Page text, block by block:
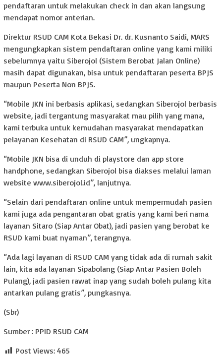
pendaftaran untuk melakukan check in dan akan langsung
mendapat nomor anterian.
Direktur RSUD CAM Kota Bekasi Dr. dr. Kusnanto Saidi, MARS
mengungkapkan sistem pendaftaran online yang kami miliki
sebelumnya yaitu Siberojol (Sistem Berobat Jalan Online)
masih dapat digunakan, bisa untuk pendaftaran peserta BPJS
maupun Peserta Non BPJS.
“Mobile JKN ini berbasis aplikasi, sedangkan Siberojol berbasis
website, jadi tergantung masyarakat mau pilih yang mana,
kami terbuka untuk kemudahan masyarakat mendapatkan
pelayanan Kesehatan di RSUD CAM”, ungkapnya.
“Mobile JKN bisa di unduh di playstore dan app store
handphone, sedangkan Siberojol bisa diakses melalui laman
website www.siberojol.id”, lanjutnya.
“Selain dari pendaftaran online untuk mempermudah pasien
kami juga ada pengantaran obat gratis yang kami beri nama
layanan Sitaro (Siap Antar Obat), jadi pasien yang berobat ke
RSUD kami buat nyaman”, terangnya.
“Ada lagi layanan di RSUD CAM yang tidak ada di rumah sakit
lain, kita ada layanan Sipabolang (Siap Antar Pasien Boleh
Pulang), jadi pasien rawat inap yang sudah boleh pulang kita
antarkan pulang gratis”, pungkasnya.
(Sbr)
Sumber : PPID RSUD CAM
Post Views: 465